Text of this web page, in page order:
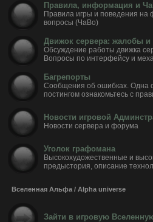
Правила, информация и
Правила игры и поведения
вопросы (ЧаВо)
Движок сервера: жалобы и
Обсуждение работы движка
Вопросы по интерфейсу и
Багрепорты
Сообщения об ошибках. Одна
постингом ознакомьтесь с
Новости игровой
Новости сервера и форума
Уголок графомана
Высокохудожественные и
предыстория, описание
Вселенная Альфа / Alpha universe
Зайти в игровую